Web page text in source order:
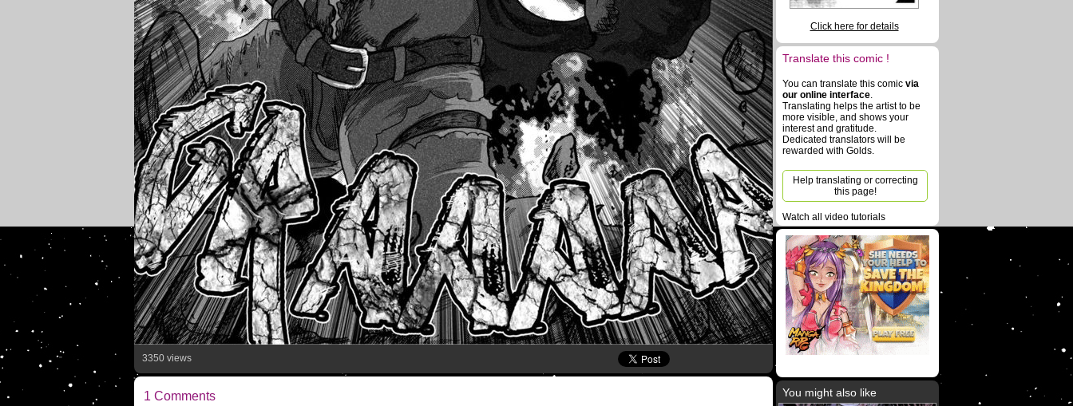
3350 views
1 Comments
Click here for details
Translate this comic !
You can translate this comic via
our online interface.
Translating helps the artist to be
more visible, and shows your
interest and gratitude.
Dedicated translators will be
rewarded with Golds.
Help translating or correcting
this page!
Watch all video tutorials
You might also like